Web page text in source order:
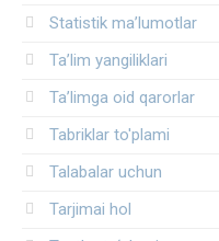
Statistik ma’lumotlar
Ta’lim yangiliklari
Ta’limga oid qarorlar
Tabriklar to'plami
Talabalar uchun
Tarjimai hol